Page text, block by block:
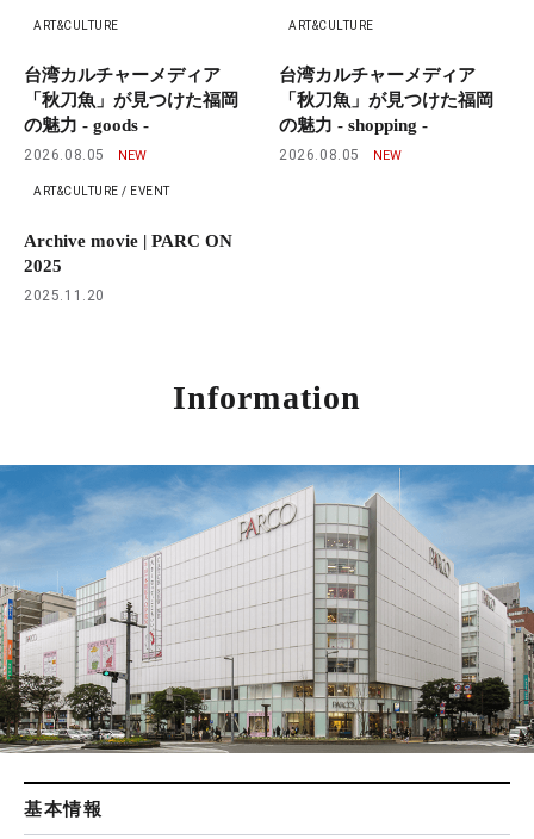
ART&CULTURE
台湾カルチャーメディア
「秋刀魚」が見つけた福岡
の魅力 - goods -
2026.08.05
ART&CULTURE
台湾カルチャーメディア
「秋刀魚」が見つけた福岡
の魅力 - shopping -
2026.08.05
ART&CULTURE / EVENT
Archive movie | PARC ON
2025
2025.11.20
Information
基本情報